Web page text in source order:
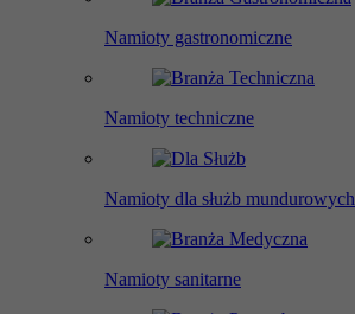
Namioty gastronomiczne
Namioty techniczne
Namioty dla służb mundurowych
Namioty sanitarne